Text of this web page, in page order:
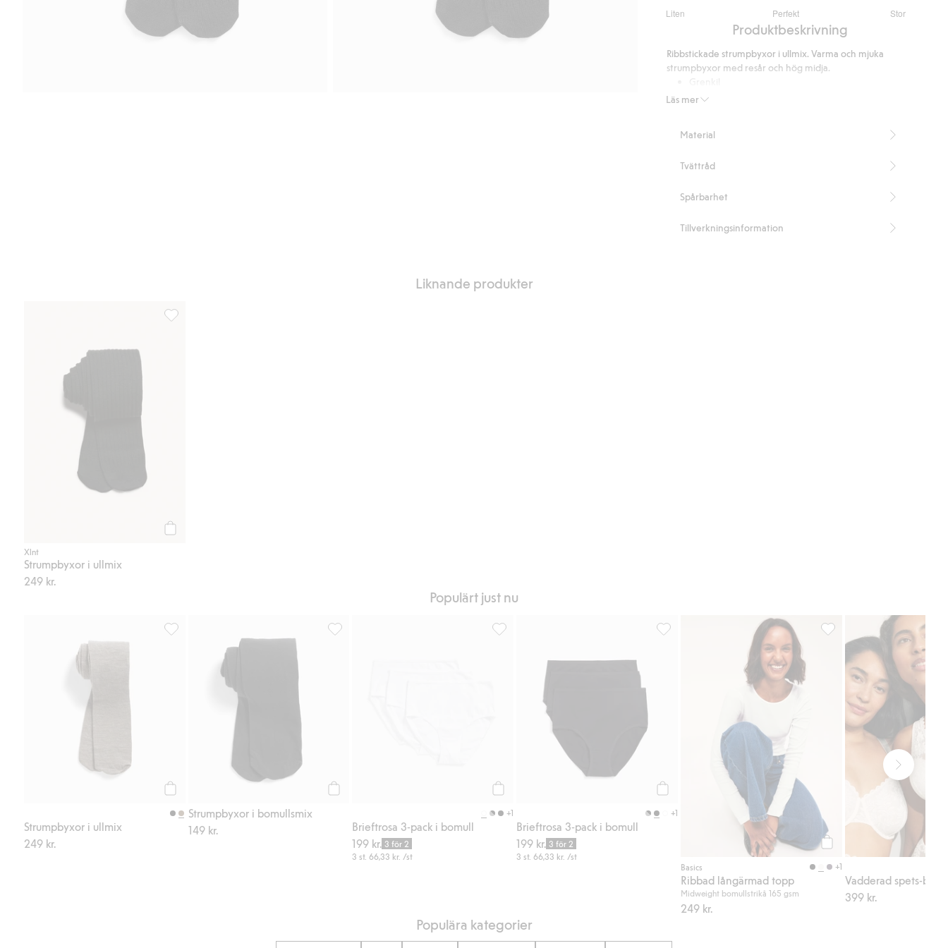
Liten Perfekt Stor
utav
69
betyg
Produktbeskrivning
Läs mer
Ribbstickade strumpbyxor i ullmix. Varma och mjuka
strumpbyxor med resår och hög midja.
Artikelnummer
Material
Tvättråd
Spårbarhet
Tillverkningsinformation
Liknande produkter
Xlnt
Strumpbyxor i ullmix
249 kr.
Populärt just nu
Strumpbyxor i ullmix
249 kr.
Strumpbyxor i ullmix, Lägg till i favoriter
Strumpbyxor i bomullsmix
149 kr.
+1
Brieftrosa 3-pack i bomull
199 kr. 3 för 2
3 st.66,33 kr. /st
+1
Brieftrosa 3-pack i bomull
199 kr. 3 för 2
3 st.66,33 kr. /st
Brieftrosa 3-pack i bomull, Lägg till i favoriter
Basics +1
Ribbad långärmad topp
Midweight bomullstrikå 165 gsm
249 kr.
Ribbad långärmad topp,
Vadderad spets-bh
399 kr.
Populära kategorier